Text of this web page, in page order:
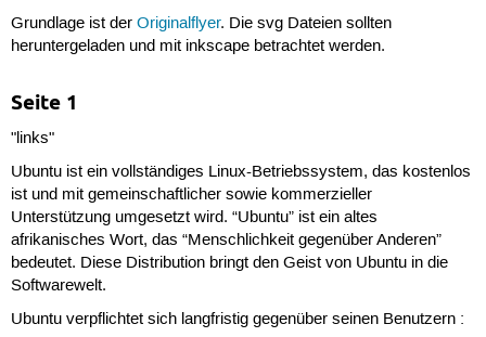
Grundlage ist der Originalflyer. Die svg Dateien sollten
heruntergeladen und mit inkscape betrachtet werden.
Seite 1
"links"
Ubuntu ist ein vollständiges Linux-Betriebssystem, das kostenlos
ist und mit gemeinschaftlicher sowie kommerzieller
Unterstützung umgesetzt wird. “Ubuntu” ist ein altes
afrikanisches Wort, das “Menschlichkeit gegenüber Anderen”
bedeutet. Diese Distribution bringt den Geist von Ubuntu in die
Softwarewelt.
Ubuntu verpflichtet sich langfristig gegenüber seinen Benutzern :